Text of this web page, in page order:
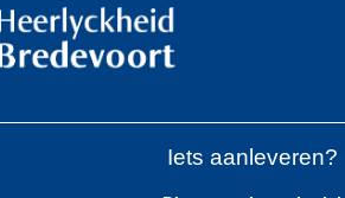
Iets aanleveren?